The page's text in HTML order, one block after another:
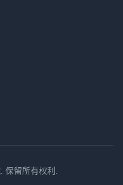
留所有权利.